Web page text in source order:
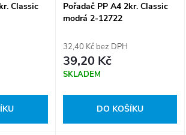
Classic
Pořadač PP A4 2kr. Classic
modrá 2-12722
32,40 Kč bez DPH
39,20 Kč
SKLADEM
DO KOŠÍKU